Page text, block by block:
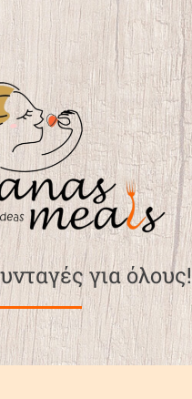
για όλους!